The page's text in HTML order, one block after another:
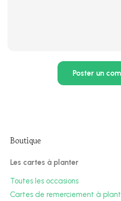
Boutique
Les cartes à planter
Toutes les occasions
Cartes de remerciement à